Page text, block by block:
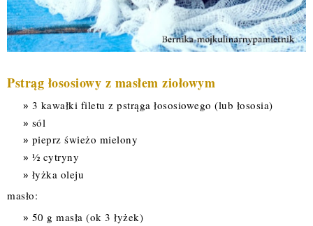
Pstrąg łososiowy z masłem ziołowym
3 kawałki filetu z pstrąga łososiowego (lub łososia)
sól
pieprz świeżo mielony
½ cytryny
łyżka oleju
masło:
50 g masła (ok 3 łyżek)